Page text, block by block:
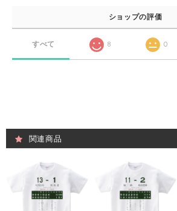
ショップの評価
すべて 8 0
関連商品